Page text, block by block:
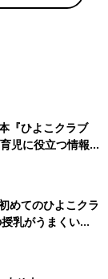
『ひよこクラブ
児に役立つ情報が
めてのひよこクラ
乳がうまくい
トラブル 解決テ